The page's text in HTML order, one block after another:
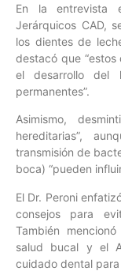
En la entrevista
Jerárquicos CAD,
los dientes de
destacó que
el desarrollo del
permanentes”.
Asimismo,
hereditarias”,
transmisión de
boca) “pueden
El Dr. Peroni
consejos para
También
salud bucal y el
cuidado dental